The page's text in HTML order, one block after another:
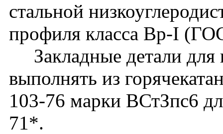
стальной
профиля класса Вр-I
Закладные детали для
выполнять из
103-76 марки ВСтЗпс6
71*.